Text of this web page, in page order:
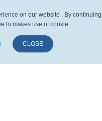
on our website . By continuing
to makes use of cookie.
CLOSE